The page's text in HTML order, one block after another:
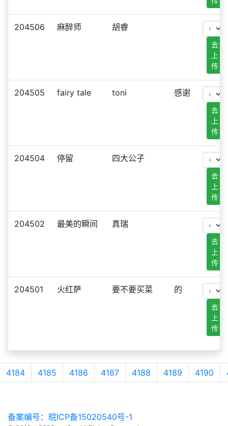
204506 麻醉师 胡睿
去
上
传
204505 fairy tale toni 感谢
去
上
传
204504 停留 四大公子
去
上
传
204502 最美的瞬间 真瑞
去
上
传
204501 火红萨 要不要买菜 的
去
上
传
4184 4185 4186 4187 4188 4189 4190
备案编号：皖ICP备15020540号-1